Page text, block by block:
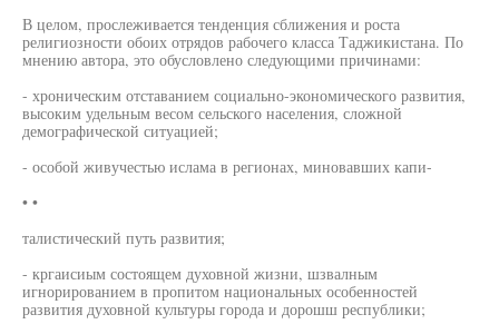
В целом, прослеживается тенденция сближения и роста
религиозности обоих отрядов рабочего класса Таджикистана. По
мнению автора, это обусловлено следующими причинами:
- хроническим отставанием социально-экономического развития,
высоким удельным весом сельского населения, сложной
демографической ситуацией;
- особой живучестью ислама в регионах, миновавших капи-
• •
талистический путь развития;
- кргаисиым состоящем духовной жизни, шзвалным
игнорированием в пропитом национальных особенностей
развития духовной культуры города и дорошш республики;